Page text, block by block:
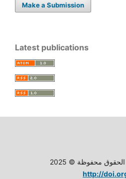
Make a Submission
Latest publications
الحقوق محفوظة © 2025
http://